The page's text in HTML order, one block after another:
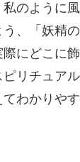
のように
、「妖精
にどこに
リチュア
わかりや